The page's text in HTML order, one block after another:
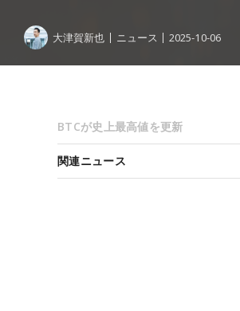
大津賀新也 ニュース 2025-10-06
BTCが史上最高値を更新
関連ニュース